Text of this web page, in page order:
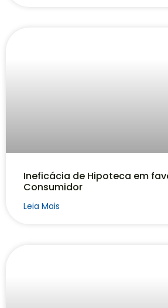
Ineficácia de Hipoteca em
Consumidor
Leia Mais